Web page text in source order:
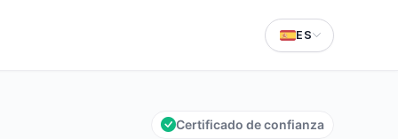
ES
Certificado de confianza